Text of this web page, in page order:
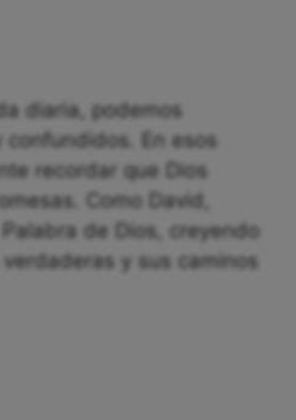
diaria, podemos
En esos
recordar que Dios
Como David,
de Dios, creyendo
y sus caminos